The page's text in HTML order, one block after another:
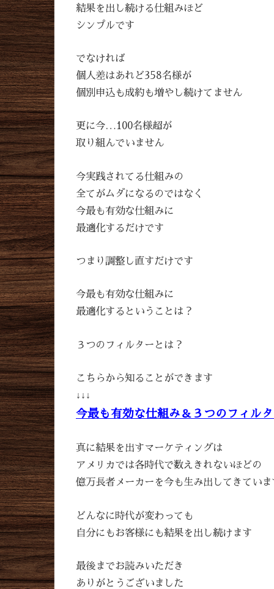
結果を出し続ける仕組みほど
シンプルです
でなければ
個人差はあれど358名様が
個別申込も成約も増やし続けてません
更に今…100名様超が
取り組んでいません
今実践されてる仕組みの
全てがムダになるのではなく
今最も有効な仕組みに
最適化するだけです
つまり調整し直すだけです
今最も有効な仕組みに
最適化するということは？
３つのフィルターとは？
こちらから知ることができます
↓↓↓
今最も有効な仕組み＆３つのフィル
真に結果を出すマーケティングは
アメリカでは各時代で数えきれないほどの
億万長者メーカーを今も生み出してきていま
どんなに時代が変わっても
自分にもお客様にも結果を出し続けます
最後までお読みいただき
ありがとうございました